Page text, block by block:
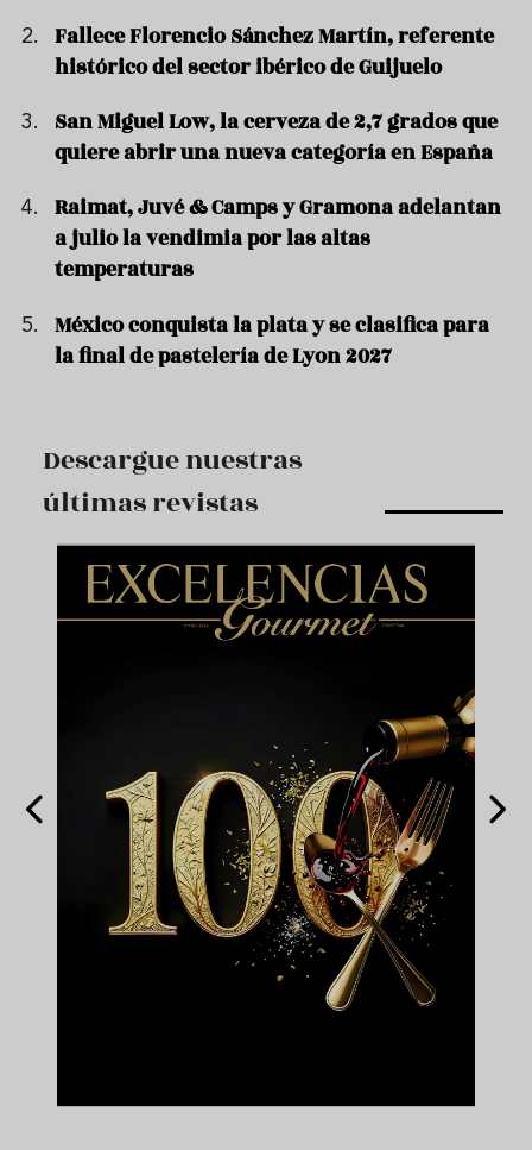
Fallece Florencio Sánchez Martín, referente
histórico del sector ibérico de Guijuelo
San Miguel Low, la cerveza de 2,7 grados que
quiere abrir una nueva categoría en España
Raimat, Juvé & Camps y Gramona adelantan
a julio la vendimia por las altas
temperaturas
México conquista la plata y se clasifica para
la final de pastelería de Lyon 2027
Descargue nuestras
últimas revistas